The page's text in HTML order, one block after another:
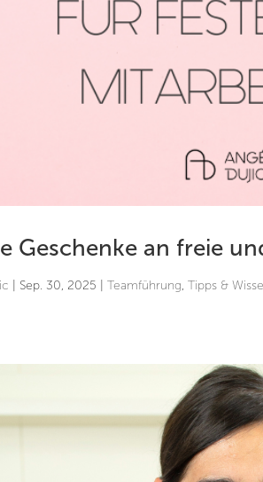
Geschenke an freie
Sep. 30, 2025 |Teamführung,Tipps &